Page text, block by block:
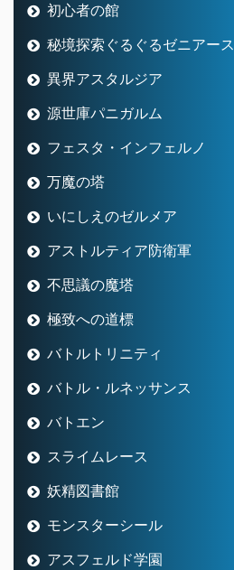
初心者の館
秘境探索ぐるぐるゼニアース
異界アスタルジア
源世庫パニガルム
フェスタ・インフェルノ
万魔の塔
いにしえのゼルメア
アストルティア防衛軍
不思議の魔塔
極致への道標
バトルトリニティ
バトル・ルネッサンス
バトエン
スライムレース
妖精図書館
モンスターシール
アスフェルド学園